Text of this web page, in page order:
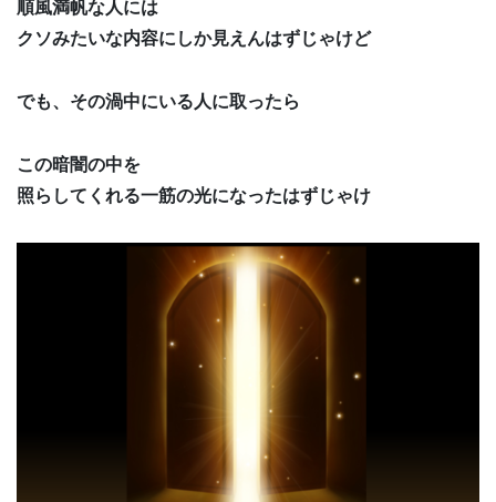
順風満帆な人には
クソみたいな内容にしか見えんはずじゃけど
でも、その渦中にいる人に取ったら
この暗闇の中を
照らしてくれる一筋の光になったはずじゃけ